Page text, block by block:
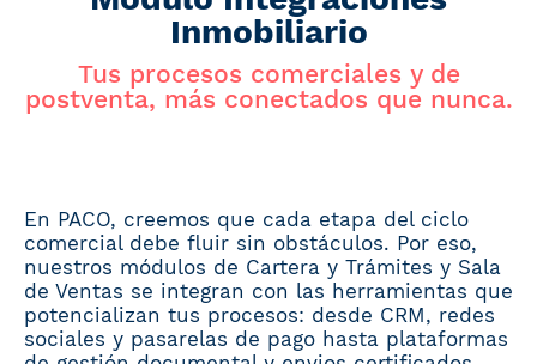
Inmobiliario
Tus procesos comerciales y de
postventa, más conectados que nunca.
En PACO, creemos que cada etapa del ciclo
comercial debe fluir sin obstáculos. Por eso,
nuestros módulos de Cartera y Trámites y Sala
de Ventas se integran con las herramientas que
potencializan tus procesos: desde CRM, redes
sociales y pasarelas de pago hasta plataformas